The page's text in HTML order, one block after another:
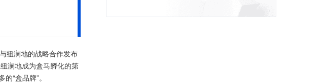
纽澜地的战略合作发布
澜地成为盒马孵化的第
“盒品牌”。